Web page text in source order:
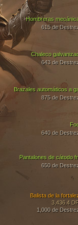
Chaleco
643 de
Brazales automáticos a
875 de
Hombreras
615 de
Pantalones de cátodo
650 de
Balista de la
3,436.4
1,000 de
640 de